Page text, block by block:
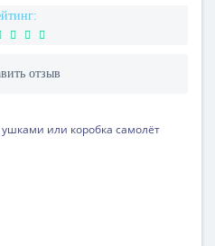
отзыв
или коробка самолёт